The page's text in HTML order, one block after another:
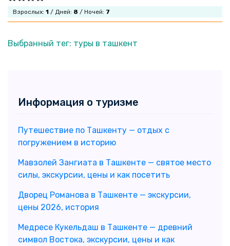
Взрослых: 1 / Дней: 8 / Ночей: 7
Выбранный тег: туры в ташкент
Информация о туризме
Путешествие по Ташкенту — отдых с
погружением в историю
Мавзолей Зангиата в Ташкенте — святое место
силы, экскурсии, цены и как посетить
Дворец Романова в Ташкенте — экскурсии,
цены 2026, история
Медресе Кукельдаш в Ташкенте — древний
символ Востока, экскурсии, цены и как